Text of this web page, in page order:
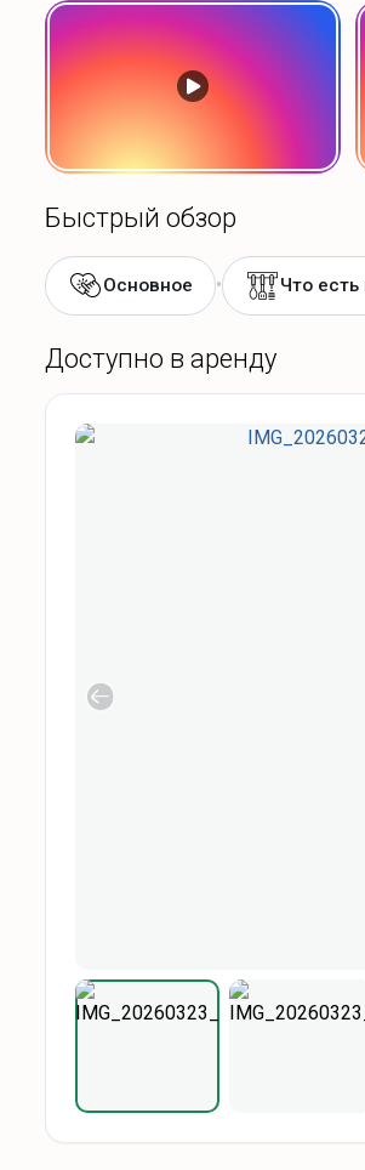
Быстрый обзор
Основное • Что есть
Доступно в аренду